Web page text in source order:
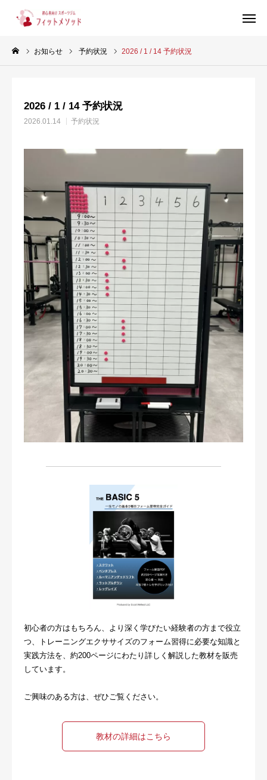
お知らせ 予約状況 2026 / 1 / 14 予約状況
2026 / 1 / 14 予約状況
2026.01.14 予約状況
初心者の方はもちろん、より深く学びたい経験者の方まで役立
つ、トレーニングエクササイズのフォーム習得に必要な知識と
実践方法を、約200ページにわたり詳しく解説した教材を販売
しています。
ご興味のある方は、ぜひご覧ください。
教材の詳細はこちら
当ジムについて
お客様の声
ブログ
店舗情報
お問い合わせ・ご予約
会則等